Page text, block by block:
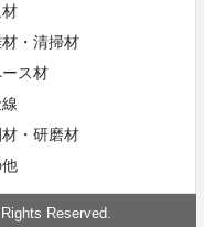
・清掃材
ース材
・研磨材
Reserved.